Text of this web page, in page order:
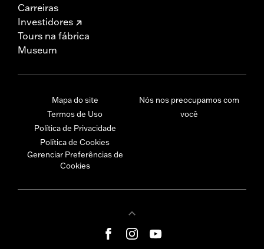
Carreiras
Investidores
Tours na fábrica
Museum
Mapa do site
Termos de Uso
Política de Privacidade
Política de Cookies
Gerenciar Preferências de
Cookies
Nós nos preocupamos com
você